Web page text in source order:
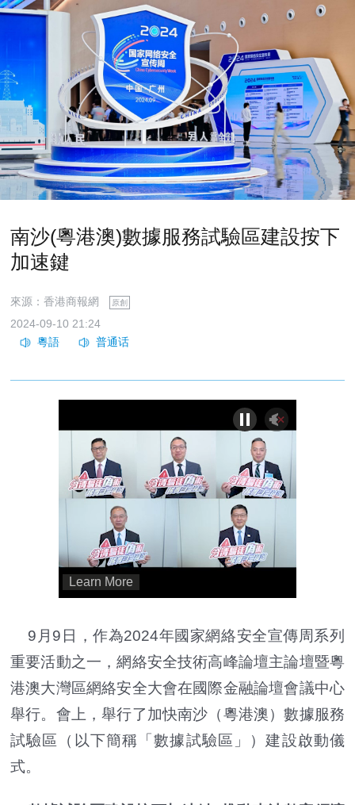
南沙(粵港澳)數據服務試驗區建設按下
加速鍵
來源：香港商報網 原創
2024-09-10 21:24
9月9日，作為2024年國家網絡安全宣傳周系列
重要活動之一，網絡安全技術高峰論壇主論壇暨粵
港澳大灣區網絡安全大會在國際金融論壇會議中心
舉行。會上，舉行了加快南沙（粵港澳）數據服務
試驗區（以下簡稱「數據試驗區」）建設啟動儀
式。